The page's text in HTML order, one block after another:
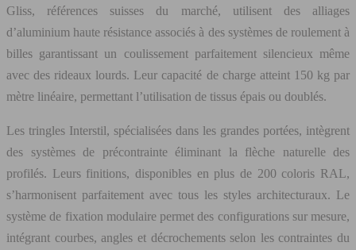
Gliss, références suisses du marché, utilisent des alliages
d’aluminium haute résistance associés à des systèmes de roulement à
billes garantissant un coulissement parfaitement silencieux même
avec des rideaux lourds. Leur capacité de charge atteint 150 kg par
mètre linéaire, permettant l’utilisation de tissus épais ou doublés.
Les tringles Interstil, spécialisées dans les grandes portées, intègrent
des systèmes de précontrainte éliminant la flèche naturelle des
profilés. Leurs finitions, disponibles en plus de 200 coloris RAL,
s’harmonisent parfaitement avec tous les styles architecturaux. Le
système de fixation modulaire permet des configurations sur mesure,
intégrant courbes, angles et décrochements selon les contraintes du